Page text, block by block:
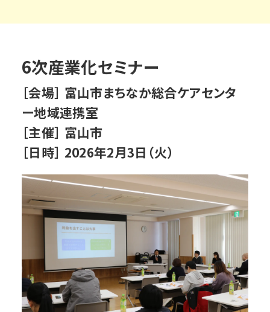
6次産業化セミナー
［会場］ 富山市まちなか総合ケアセンタ
ー地域連携室
［主催］ 富山市
［日時］ 2026年2月3日（火）